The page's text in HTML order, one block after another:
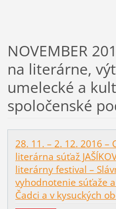
NOVEMBER
na literárne,
umelecké a
spoločenské
28. 11. – 2. 12. 2016 –
literárna súťaž
literárny festival –
vyhodnotenie súťaže
Čadci a v kysuckých